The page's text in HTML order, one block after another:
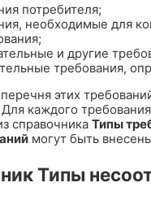
потребителя;
необходимые для
и другие
требования,
этих
Для каждого
справочника Типы
могут быть
Типы